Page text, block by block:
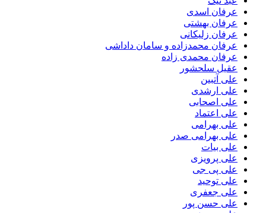
عرفان اسدی
عرفان بهشتی
عرفان زلیکانی
عرفان محمدزاده و سامان داداشی
عرفان محمدی زاده
عقیل سلحشور
علی آتبین
علی ارشدی
علی اصحابی
علی اعتماد
علی بهرامی
علی بهرامی صدر
علی بیات
علی پرویزی
علی پی جی
علی توحید
علی جعفری
علی حسن پور